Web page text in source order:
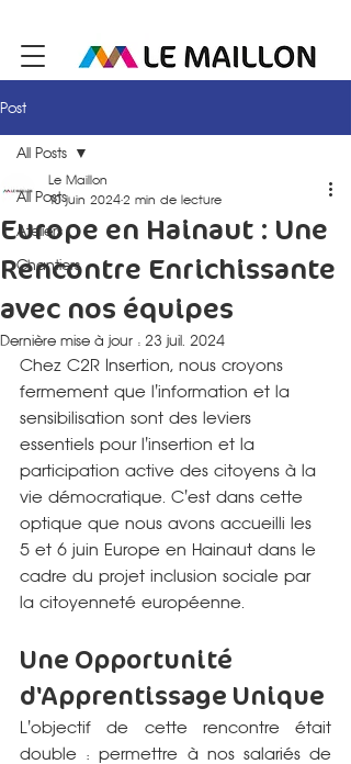
Post
All Posts
Ateliers
Chantiers
All Posts
Europe en Hainaut : Une
Rencontre Enrichissante
avec nos équipes
Le Maillon
10 juin 20242 min de lecture
Dernière mise à jour : 23 juil. 2024
Chez C2R Insertion, nous croyons
fermement que l'information et la
sensibilisation sont des leviers
essentiels pour l'insertion et la
participation active des citoyens à la
vie démocratique. C'est dans cette
optique que nous avons accueilli les
5 et 6 juin Europe en Hainaut dans le
cadre du projet inclusion sociale par
la citoyenneté européenne.
Une Opportunité
d'Apprentissage Unique
L'objectif de cette rencontre était
double : permettre à nos salariés de